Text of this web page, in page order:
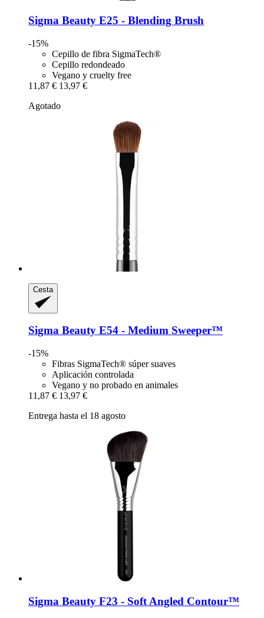
Sigma Beauty E25 -​ Blending Brush
-15%
Cepillo de fibra SigmaTech®
Cepillo redondeado
Vegano y cruelty free
11,87 € 13,97 €
Agotado
Cesta
Sigma Beauty E54 -​ Medium Sweeper™
-15%
Fibras SigmaTech® súper suaves
Aplicación controlada
Vegano y no probado en animales
11,87 € 13,97 €
Entrega hasta el 18 agosto
Sigma Beauty F23 -​ Soft Angled Contour™